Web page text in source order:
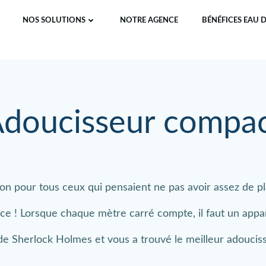
NOS SOLUTIONS NOTRE AGENCE BÉNÉFICES EAU
pour tous ceux qui pensaient ne pas avoir assez de
! Lorsque chaque mètre carré compte, il faut un
Sherlock Holmes et vous a trouvé le meilleur